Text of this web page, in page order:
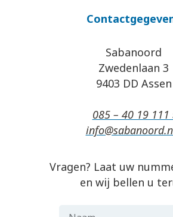
Sabanoord
Zwedenlaan 3
9403 DD Assen
085 – 40 19 111
Vragen? Laat uw
en wij bellen u